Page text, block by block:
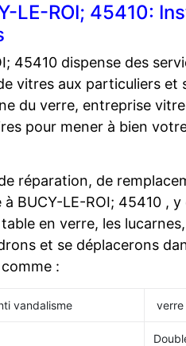
LE-ROI; 45410:
45410 dispense des
vitres aux particuliers et
du verre, entreprise
pour mener à bien
réparation, de
BUCY-LE-ROI; 45410 ,
en verre, les
et se déplacerons
:
vandalisme